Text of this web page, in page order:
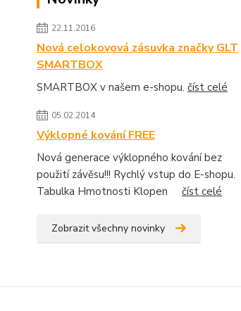
22.11.2016
Nová celokovová zásuvka značky GLT
SMARTBOX
SMARTBOX v našem e-shopu. číst celé
05.02.2014
Výklopné kování FREE
Nová generace výklopného kování bez
použití závěsu!!! Rychlý vstup do E-shopu.
Tabulka Hmotnosti Klopen číst celé
Zobrazit všechny novinky